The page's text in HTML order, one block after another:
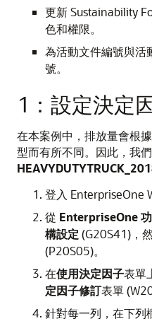
更新 Sustainability
色和權限。
為活動文件編號與活
號。
1：設定決定
在本案例中，排放量會根
型而有所不同。因此，我
登入 EnterpriseOne
從 EnterpriseOne
構設定 (G20S41)，
(P20S05)。
在使用決定因子表單
定因子修訂表單
針對每一列，在下列